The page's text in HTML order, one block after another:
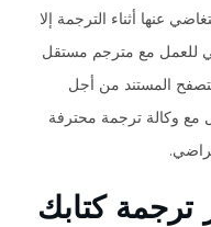
عنها أثناء الترجمة إلا
للعمل مع مترجم مستقل
المستند من أجل
مع وكالة ترجمة محترفة
ترجمة كتابك